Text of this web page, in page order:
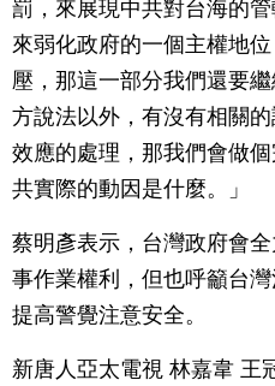
罰，來展現中共對台海的
來弱化政府的一個主權地
壓，那這一部分我們還要
方說法以外，有沒有相關
效應的處理，那我們會做
共實際的動因是什麼。」
蔡明彥表示，台灣政府會
事作業權利，但也呼籲台
提高警覺注意安全。
新唐人亞太電視 林嘉韋 王